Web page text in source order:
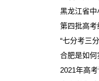
黑龙江省中
第四批高
“七分考三
合肥是如何
2021年高